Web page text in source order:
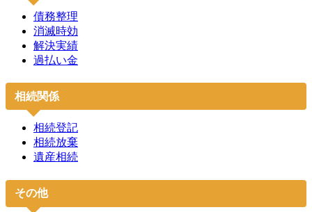
債務整理
消滅時効
解決実績
過払い金
相続関係
相続登記
相続放棄
遺産相続
その他